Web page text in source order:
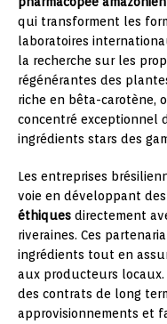
qui transforment les
laboratoires
la recherche sur les
régénérantes des
riche en bêta-carotène,
concentré exceptionnel
ingrédients stars des
Les entreprises
voie en développant des
éthiques directement
riveraines. Ces
ingrédients tout en
aux producteurs locaux.
des contrats de long
approvisionnements et